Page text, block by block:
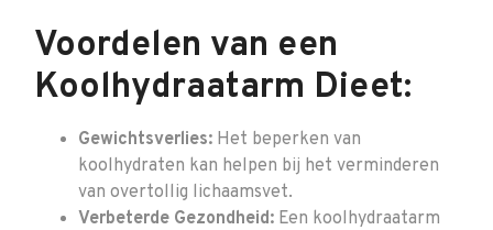
Voordelen van een
Koolhydraatarm Dieet:
Gewichtsverlies: Het beperken van
koolhydraten kan helpen bij het verminderen
van overtollig lichaamsvet.
Verbeterde Gezondheid: Een koolhydraatarm